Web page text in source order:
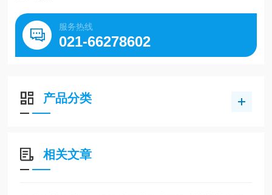
服务热线
021-66278602
产品分类
相关文章